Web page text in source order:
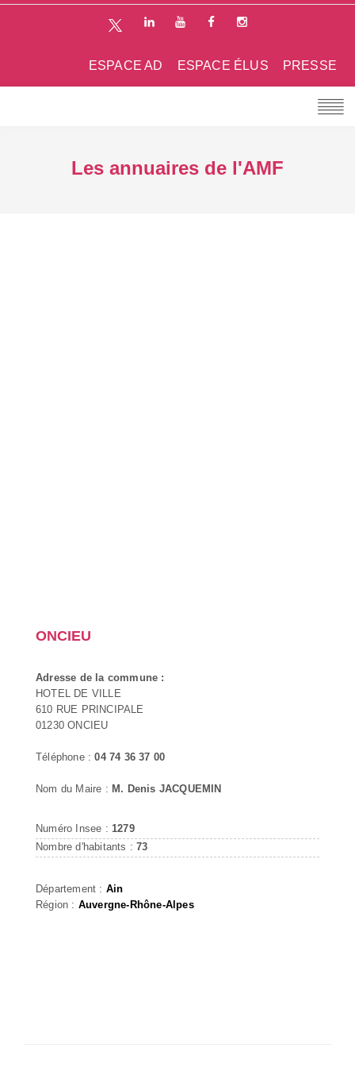
PRESSE
ESPACE ÉLUS
ESPACE AD
Les annuaires de l'AMF
ONCIEU
Adresse de la commune :
HOTEL DE VILLE
610 RUE PRINCIPALE
01230 ONCIEU
Téléphone :04 74 36 37 00
Nom du Maire : M. Denis JACQUEMIN
Numéro Insee : 1279
Nombre d'habitants :73
Département : Ain
Région : Auvergne-Rhône-Alpes